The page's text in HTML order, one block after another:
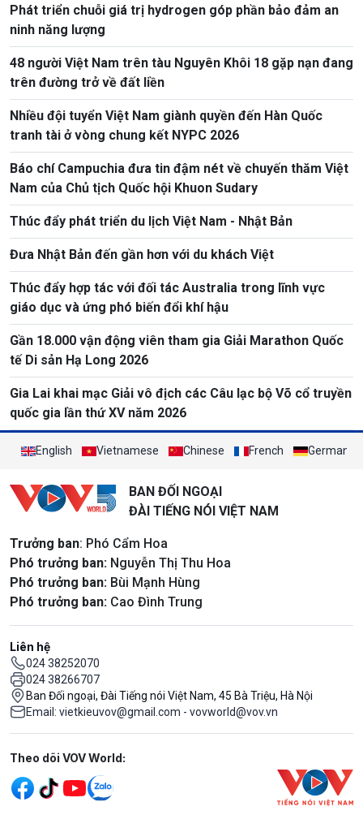
Phát triển chuỗi giá trị hydrogen góp phần bảo đảm an
ninh năng lượng
48 người Việt Nam trên tàu Nguyên Khôi 18 gặp nạn đang
trên đường trở về đất liền
Nhiều đội tuyển Việt Nam giành quyền đến Hàn Quốc
tranh tài ở vòng chung kết NYPC 2026
Báo chí Campuchia đưa tin đậm nét về chuyến thăm Việt
Nam của Chủ tịch Quốc hội Khuon Sudary
Thúc đẩy phát triển du lịch Việt Nam - Nhật Bản
Đưa Nhật Bản đến gần hơn với du khách Việt
Thúc đẩy hợp tác với đối tác Australia trong lĩnh vực
giáo dục và ứng phó biến đổi khí hậu
Gần 18.000 vận động viên tham gia Giải Marathon Quốc
tế Di sản Hạ Long 2026
Gia Lai khai mạc Giải vô địch các Câu lạc bộ Võ cổ truyền
quốc gia lần thứ XV năm 2026
English Vietnamese Chinese French German
BAN ĐỐI NGOẠI
ĐÀI TIẾNG NÓI VIỆT NAM
Trưởng ban: Phó Cẩm Hoa
Phó trưởng ban: Nguyễn Thị Thu Hoa
Phó trưởng ban: Bùi Mạnh Hùng
Phó trưởng ban: Cao Đình Trung
Liên hệ
024 38252070
024 38266707
Ban Đối ngoại, Đài Tiếng nói Việt Nam, 45 Bà Triệu, Hà Nội
Email: vietkieuvov@gmail.com - vovworld@vov.vn
Mạng xã hội
Theo dõi VOV World: